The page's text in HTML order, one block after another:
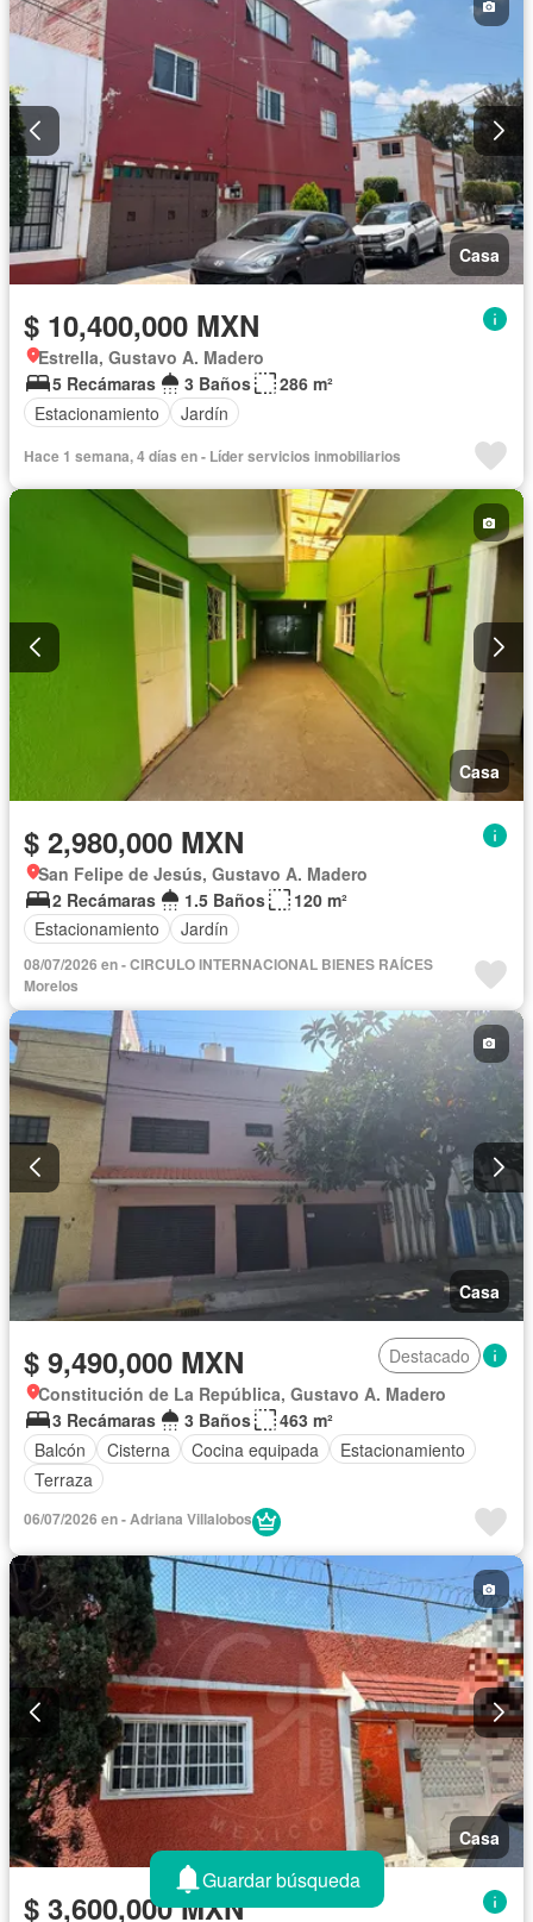
Casa
$ 10,400,000 MXN
Estrella, Gustavo A. Madero
5 Recámaras
3 Baños
286 m²
Estacionamiento
Jardín
Hace 1 semana, 4 días en - Líder servicios inmobiliarios
Casa
$ 2,980,000 MXN
San Felipe de Jesús, Gustavo A. Madero
2 Recámaras
1.5 Baños
120 m²
Estacionamiento
Jardín
08/07/2026 en - CIRCULO INTERNACIONAL BIENES RAÍCES
Morelos
Casa
$ 9,490,000 MXN
Destacado
Constitución de La República, Gustavo A. Madero
3 Recámaras
3 Baños
463 m²
Balcón
Cisterna Cocina equipada
Estacionamiento
Terraza
06/07/2026 en - Adriana Villalobos
Casa
$ 3,600,000 MXN
Guardar búsqueda